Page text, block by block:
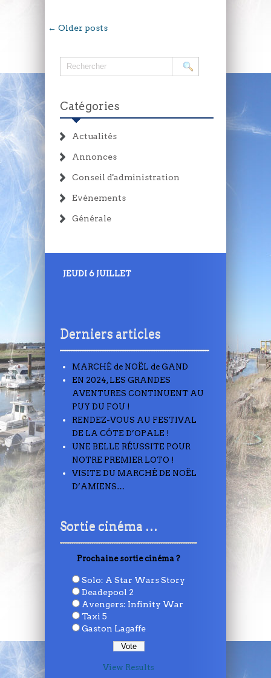
← Older posts
Catégories
Actualités
Annonces
Conseil d'administration
Evénements
Générale
JEUDI 6 JUILLET
Derniers articles
MARCHÉ de NOËL de GAND
EN 2024, LES GRANDES
AVENTURES CONTINUENT AU
PUY DU FOU !
RENDEZ-VOUS AU FESTIVAL
DE LA CÔTE D’OPALE !
UNE BELLE RÉUSSITE POUR
NOTRE PREMIER LOTO !
VISITE DU MARCHÉ DE NOËL
D’AMIENS…
Sortie cinéma …
Prochaine sortie cinéma ?
Solo: A Star Wars Story
Deadepool 2
Avengers: Infinity War
Taxi 5
Gaston Lagaffe
View Results